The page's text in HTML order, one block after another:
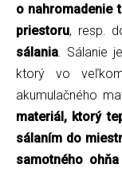
o nahromadenie
priestoru, resp.
sálania . Sálanie
ktorý vo
akumulačného
materiál, ktorý
sálaním do
samotného